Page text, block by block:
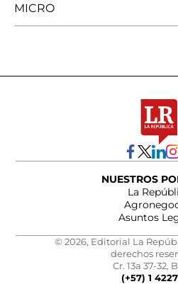
MICRO
NUESTROS
La
Asuntos
© 2026, Editorial La
derechos
Cr. 13a 37-32,
(+57) 1